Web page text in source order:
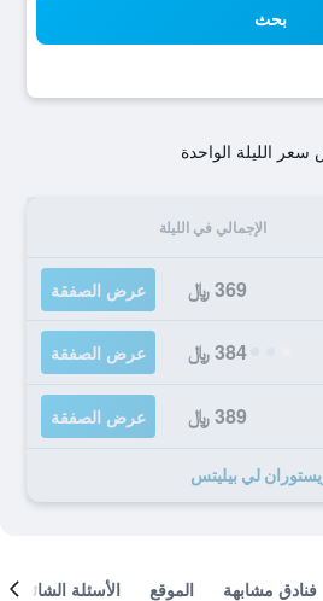
بحث
الليلة الواحدة
الإجمالي في الليلة
369 ﷼ عرض الصفقة
384 ﷼ عرض الصفقة
389 ﷼ عرض الصفقة
فنادق مشابهة الموقع الأسئلة الشائعة